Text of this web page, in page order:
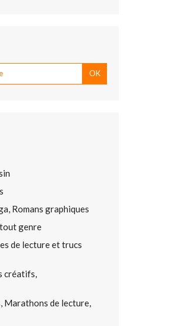
Romans graphiques
genre
de lecture et trucs
créatifs,
Marathons de lecture,